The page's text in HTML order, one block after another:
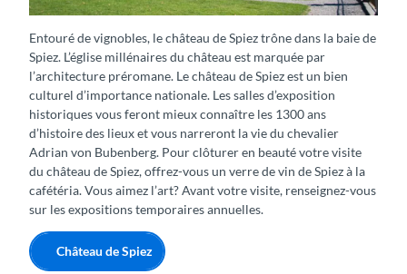
Schloss Spiez mit Schlossgarten im Sommer
Entouré de vignobles, le château de Spiez trône dans la baie de
Spiez. L’église millénaires du château est marquée par
l’architecture préromane. Le château de Spiez est un bien
culturel d’importance nationale. Les salles d’exposition
historiques vous feront mieux connaître les 1300 ans
d’histoire des lieux et vous narreront la vie du chevalier
Adrian von Bubenberg. Pour clôturer en beauté votre visite
du château de Spiez, offrez-vous un verre de vin de Spiez à la
cafétéria. Vous aimez l’art? Avant votre visite, renseignez-vous
sur les expositions temporaires annuelles.
Château de Spiez